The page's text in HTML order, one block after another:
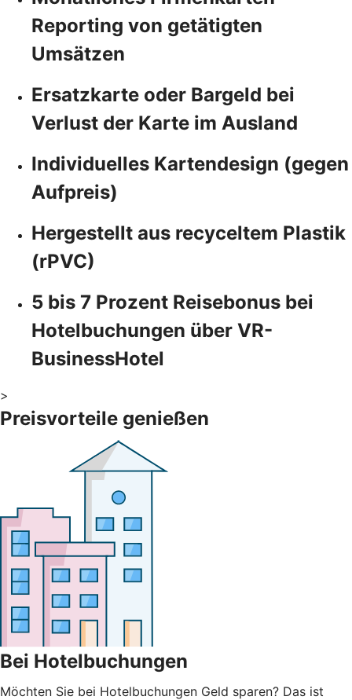
Reporting von getätigten
Umsätzen
Ersatzkarte oder Bargeld bei
Verlust der Karte im Ausland
Individuelles Kartendesign (gegen
Aufpreis)
Hergestellt aus recyceltem Plastik
(rPVC)
5 bis 7 Prozent Reisebonus bei
Hotelbuchungen über VR-
BusinessHotel
>
Preisvorteile genießen
Bei Hotelbuchungen
Möchten Sie bei Hotelbuchungen Geld sparen? Das ist